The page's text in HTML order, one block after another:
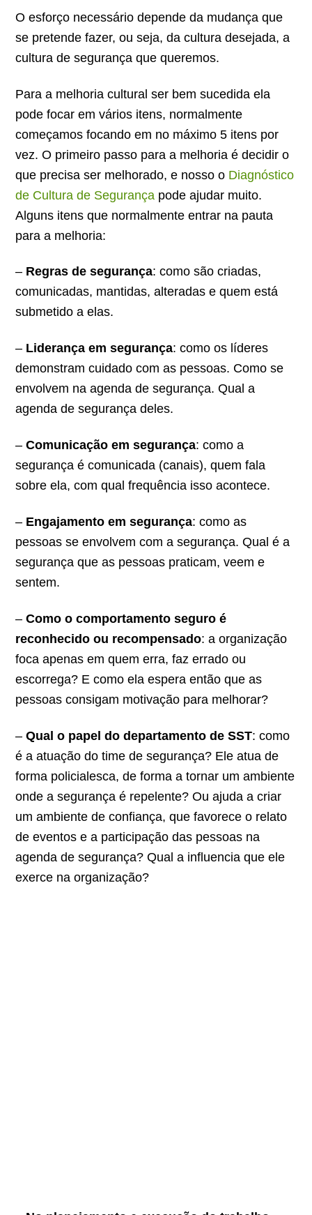
O esforço necessário depende da mudança que
se pretende fazer, ou seja, da cultura desejada, a
cultura de segurança que queremos.
Para a melhoria cultural ser bem sucedida ela
pode focar em vários itens, normalmente
começamos focando em no máximo 5 itens por
vez. O primeiro passo para a melhoria é decidir o
que precisa ser melhorado, e nosso o Diagnóstico
de Cultura de Segurança pode ajudar muito.
Alguns itens que normalmente entrar na pauta
para a melhoria:
– Regras de segurança: como são criadas,
comunicadas, mantidas, alteradas e quem está
submetido a elas.
– Liderança em segurança: como os líderes
demonstram cuidado com as pessoas. Como se
envolvem na agenda de segurança. Qual a
agenda de segurança deles.
–Comunicação em segurança: como a
segurança é comunicada (canais), quem fala
sobre ela, com qual frequência isso acontece.
– Engajamento em segurança: como as
pessoas se envolvem com a segurança. Qual é a
segurança que as pessoas praticam, veem e
sentem.
–Como o comportamento seguro é
reconhecido ou recompensado: a organização
foca apenas em quem erra, faz errado ou
escorrega? E como ela espera então que as
pessoas consigam motivação para melhorar?
–Qual o papel do departamento de SST: como
é a atuação do time de segurança? Ele atua de
forma policialesca, de forma a tornar um ambiente
onde a segurança é repelente? Ou ajuda a criar
um ambiente de confiança, que favorece o relato
de eventos e a participação das pessoas na
agenda de segurança? Qual a influencia que ele
exerce na organização?